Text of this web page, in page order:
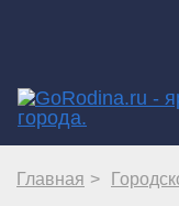
Главная